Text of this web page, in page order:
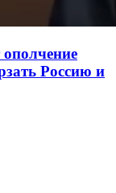
Россию и